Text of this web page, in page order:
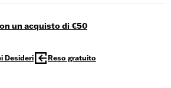
un acquisto di €50
Desideri Reso gratuito